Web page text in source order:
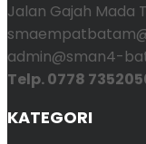
Jalan Gajah Mada
admin@sman4-
Telp. 0778
KATEGORI